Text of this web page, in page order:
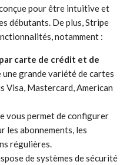
pour être intuitive et
débutants. De plus, Stripe
notamment :
carte de crédit et de
une grande variété de cartes
Visa, Mastercard, American
vous permet de configurer
les abonnements, les
régulières.
de systèmes de sécurité